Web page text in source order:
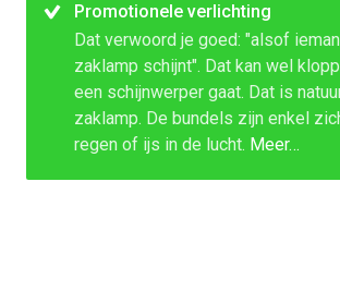
Promotionele verlichting
Dat verwoord je goed: "alsof
zaklamp schijnt". Dat kan wel
een schijnwerper gaat. Dat is
zaklamp. De bundels zijn enkel
regen of ijs in de lucht. Meer…